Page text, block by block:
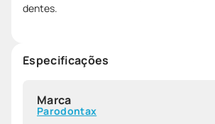
dentes.
Especificações
Marca
Parodontax